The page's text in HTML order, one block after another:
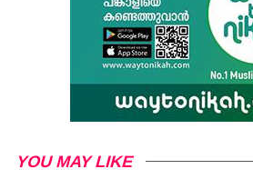
YOU MAY LIKE